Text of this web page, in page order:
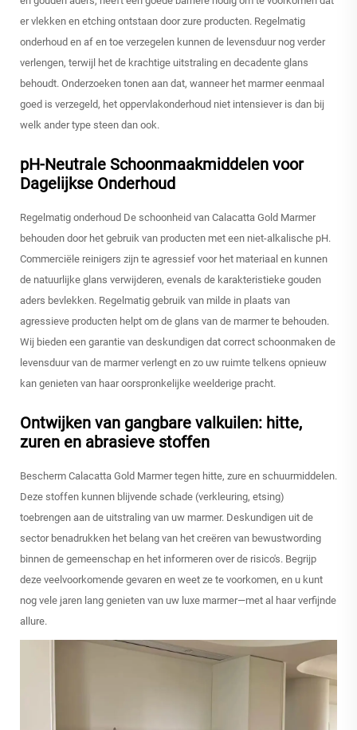
er vlekken en etching ontstaan door zure producten. Regelmatig
onderhoud en af en toe verzegelen kunnen de levensduur nog verder
verlengen, terwijl het de krachtige uitstraling en decadente glans
behoudt. Onderzoeken tonen aan dat, wanneer het marmer eenmaal
goed is verzegeld, het oppervlakonderhoud niet intensiever is dan bij
welk ander type steen dan ook.
pH-Neutrale Schoonmaakmiddelen voor
Dagelijkse Onderhoud
Regelmatig onderhoud De schoonheid van Calacatta Gold Marmer
behouden door het gebruik van producten met een niet-alkalische pH.
Commerciële reinigers zijn te agressief voor het materiaal en kunnen
de natuurlijke glans verwijderen, evenals de karakteristieke gouden
aders bevlekken. Regelmatig gebruik van milde in plaats van
agressieve producten helpt om de glans van de marmer te behouden.
Wij bieden een garantie van deskundigen dat correct schoonmaken de
levensduur van de marmer verlengt en zo uw ruimte telkens opnieuw
kan genieten van haar oorspronkelijke weelderige pracht.
Ontwijken van gangbare valkuilen: hitte,
zuren en abrasieve stoffen
Bescherm Calacatta Gold Marmer tegen hitte, zure en schuurmiddelen.
Deze stoffen kunnen blijvende schade (verkleuring, etsing)
toebrengen aan de uitstraling van uw marmer. Deskundigen uit de
sector benadrukken het belang van het creëren van bewustwording
binnen de gemeenschap en het informeren over de risico's. Begrijp
deze veelvoorkomende gevaren en weet ze te voorkomen, en u kunt
nog vele jaren lang genieten van uw luxe marmer—met al haar verfijnde
allure.